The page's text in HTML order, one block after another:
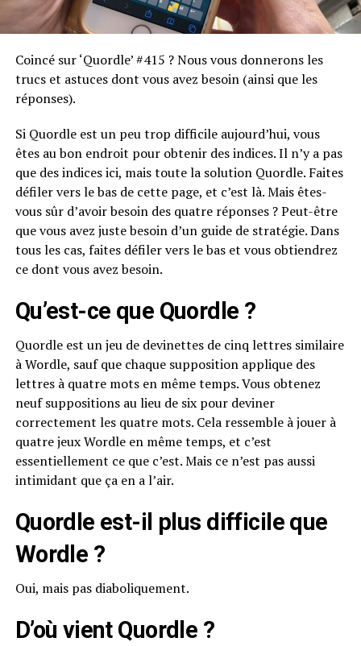
Coincé sur ‘Quordle’ #415 ? Nous vous donnerons les
trucs et astuces dont vous avez besoin (ainsi que les
réponses).
Si Quordle est un peu trop difficile aujourd’hui, vous
êtes au bon endroit pour obtenir des indices. Il n’y a pas
que des indices ici, mais toute la solution Quordle. Faites
défiler vers le bas de cette page, et c’est là. Mais êtes-
vous sûr d’avoir besoin des quatre réponses ? Peut-être
que vous avez juste besoin d’un guide de stratégie. Dans
tous les cas, faites défiler vers le bas et vous obtiendrez
ce dont vous avez besoin.
Qu’est-ce que Quordle ?
Quordle est un jeu de devinettes de cinq lettres similaire
à Wordle, sauf que chaque supposition applique des
lettres à quatre mots en même temps. Vous obtenez
neuf suppositions au lieu de six pour deviner
correctement les quatre mots. Cela ressemble à jouer à
quatre jeux Wordle en même temps, et c’est
essentiellement ce que c’est. Mais ce n’est pas aussi
intimidant que ça en a l’air.
Quordle est-il plus difficile que
Wordle ?
Oui, mais pas diaboliquement.
D’où vient Quordle ?